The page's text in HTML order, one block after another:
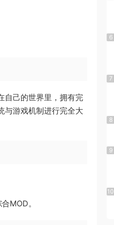
自己的世界里，拥有完
与游戏机制进行完全大
MOD。
6
7
8
9
10